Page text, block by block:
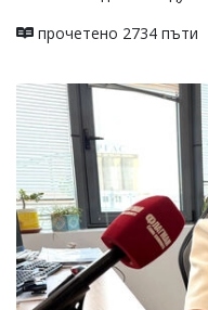
прочетено 2734 пъти